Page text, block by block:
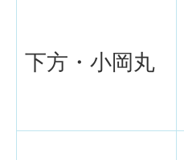
下方・小岡丸